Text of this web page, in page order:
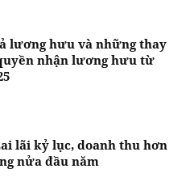
lương hưu và những thay
nhận lương hưu từ
lãi kỷ lục, doanh thu hơn
nửa đầu năm